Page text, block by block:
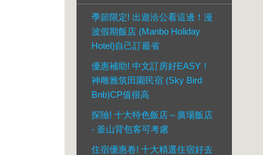
季節限定! 出遊洽公看這邊！漫
波假期飯店 (Manbo Holiday
Hotel)自己訂最省
優惠補助! 中文訂房好EASY！
神雕雅筑田園民宿 (Sky Bird
Bnb)CP值很高
探險! 十大特色飯店～廣場飯店
- 釜山背包客可考慮
住宿優惠卷! 十大精選住宿好去